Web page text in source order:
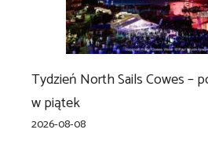
Tydzień North Sails Cowes –
w piątek
2026-08-08